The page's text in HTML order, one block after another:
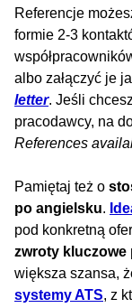
Referencje
formie 2-3
albo załączyć je
letter. Jeśli
pracodawcy, na
References
Pamiętaj też o
po angielsku.
pod konkretną
zwroty kluczowe
większa szansa,
systemy ATS, z